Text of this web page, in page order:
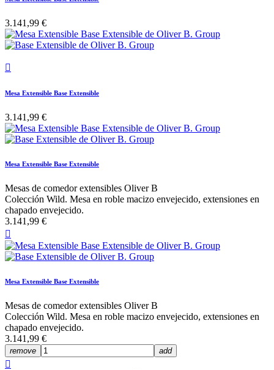
3.141,99 €

Mesa Extensible Base Extensible
3.141,99 €
Mesa Extensible Base Extensible
Mesas de comedor extensibles Oliver B
Colección Wild. Mesa en roble macizo envejecido, extensiones en
chapado envejecido.
3.141,99 €

Mesa Extensible Base Extensible
Mesas de comedor extensibles Oliver B
Colección Wild. Mesa en roble macizo envejecido, extensiones en
chapado envejecido.
3.141,99 €
remove add
